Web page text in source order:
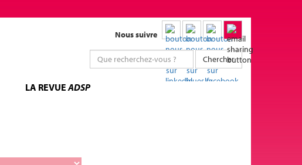
Nous suivre
Chercher
LA REVUEADSP